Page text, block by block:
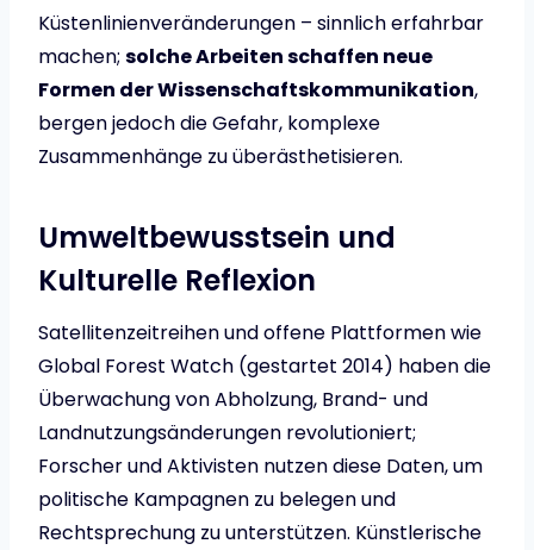
Küstenlinienveränderungen – sinnlich erfahrbar
machen; solche Arbeiten schaffen neue
Formen der Wissenschaftskommunikation,
bergen jedoch die Gefahr, komplexe
Zusammenhänge zu überästhetisieren.
Umweltbewusstsein und
Kulturelle Reflexion
Satellitenzeitreihen und offene Plattformen wie
Global Forest Watch (gestartet 2014) haben die
Überwachung von Abholzung, Brand- und
Landnutzungsänderungen revolutioniert;
Forscher und Aktivisten nutzen diese Daten, um
politische Kampagnen zu belegen und
Rechtsprechung zu unterstützen. Künstlerische